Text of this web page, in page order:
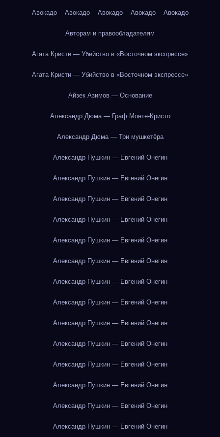
Авокадо Авокадо Авокадо Авокадо Авокадо
Авторам и правообладателям
Агата Кристи — Убийство в «Восточном экспрессе»
Агата Кристи — Убийство в «Восточном экспрессе»
Айзек Азимов — Основание
Александр Дюма — Граф Монте-Кристо
Александр Дюма — Три мушкетёра
Александр Пушкин — Евгений Онегин
Александр Пушкин — Евгений Онегин
Александр Пушкин — Евгений Онегин
Александр Пушкин — Евгений Онегин
Александр Пушкин — Евгений Онегин
Александр Пушкин — Евгений Онегин
Александр Пушкин — Евгений Онегин
Александр Пушкин — Евгений Онегин
Александр Пушкин — Евгений Онегин
Александр Пушкин — Евгений Онегин
Александр Пушкин — Евгений Онегин
Александр Пушкин — Евгений Онегин
Александр Пушкин — Евгений Онегин
Александр Пушкин — Евгений Онегин